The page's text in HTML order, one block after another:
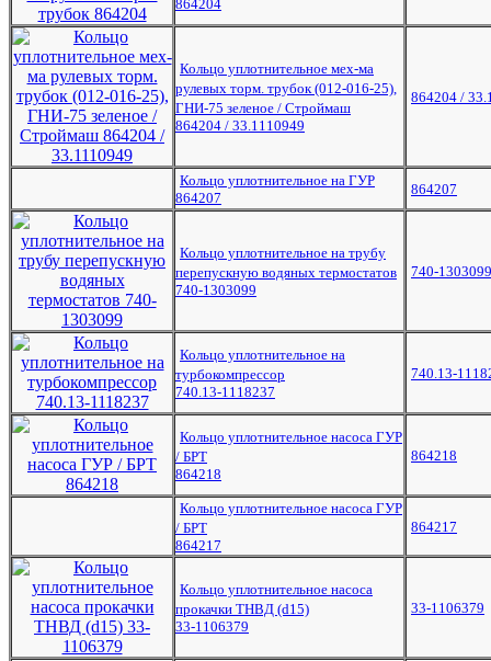
864204
Кольцо уплотнительное мех-ма
рулевых торм. трубок (012-016-25),
ГНИ-75 зеленое / Строймаш
864204 / 33.1110949
864204 /
Кольцо уплотнительное на ГУР
864207
864207
Кольцо уплотнительное на трубу
перепускную водяных термостатов
740-1303099
740-1303099
Кольцо уплотнительное на
турбокомпрессор
740.13-1118237
740.13-
Кольцо уплотнительное насоса ГУР
/ БРТ
864218
864218
Кольцо уплотнительное насоса ГУР
/ БРТ
864217
864217
Кольцо уплотнительное насоса
прокачки ТНВД (d15)
33-1106379
33-1106379